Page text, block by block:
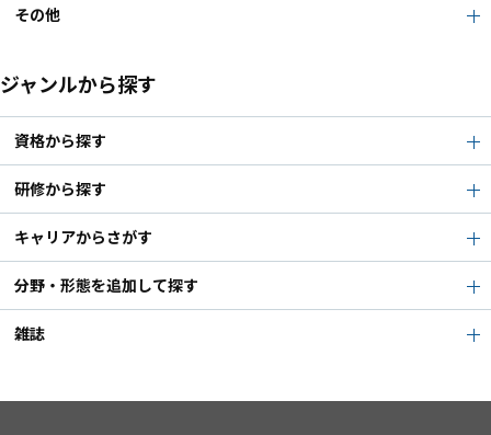
その他
ジャンルから探す
資格から探す
研修から探す
キャリアからさがす
分野・形態を追加して探す
雑誌